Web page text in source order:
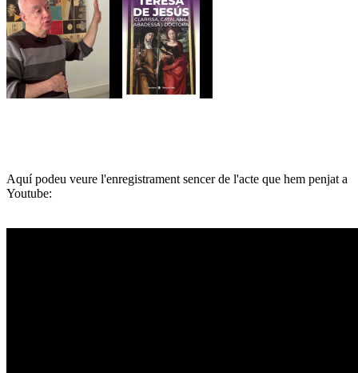
Aquí podeu veure l'enregistrament sencer de l'acte que hem penjat a
Youtube: